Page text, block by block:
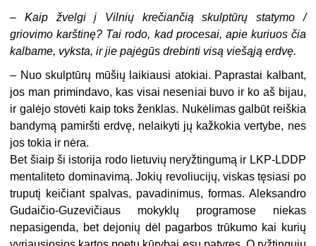
– Kaip žvelgi į Vilnių krečiančią skulptūrų statymo /
griovimo karštinę? Tai rodo, kad procesai, apie kuriuos čia
kalbame, vyksta, ir jie pajėgūs drebinti visą viešąją erdvę.
– Nuo skulptūrų mūšių laikiausi atokiai. Paprastai kalbant,
jos man primindavo, kas visai neseniai buvo ir ko aš bijau,
ir galėjo stovėti kaip toks ženklas. Nukėlimas galbūt reiškia
bandymą pamiršti erdvę, nelaikyti jų kažkokia vertybe, nes
jos tokia ir nėra.
Bet šiaip ši istorija rodo lietuvių neryžtingumą ir LKP-LDDP
mentaliteto dominavimą. Jokių revoliucijų, viskas tęsiasi po
truputį keičiant spalvas, pavadinimus, formas. Aleksandro
Gudaičio-Guzevičiaus mokyklų programose niekas
nepasigenda, bet dejonių dėl pagarbos trūkumo kai kurių